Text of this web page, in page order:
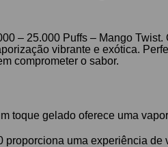
– 25.000 Puffs – Mango
vibrante e exótica.
comprometer o sabor.
toque gelado oferece uma
proporciona uma experiência